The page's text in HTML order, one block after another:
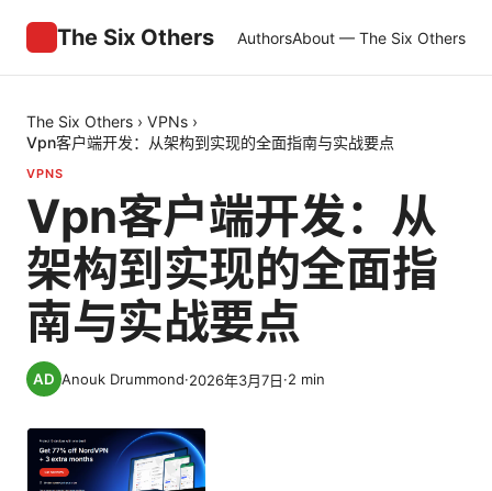
The Six Others AuthorsAbout — The Six Others
The Six Others › VPNs ›
Vpn客户端开发：从架构到实现的全面指南与实战要点
VPNS
Vpn客户端开发：从
架构到实现的全面指
南与实战要点
Anouk Drummond·2026年3月7日·2 min